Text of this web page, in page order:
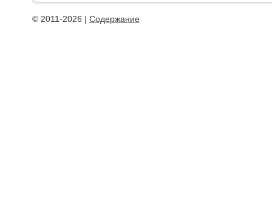
© 2011-2026 | Содержание